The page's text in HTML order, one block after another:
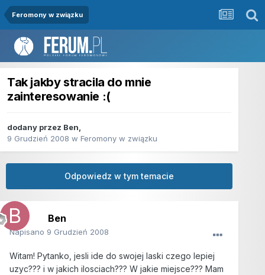
Feromony w związku
Tak jakby stracila do mnie
zainteresowanie :(
dodany przez Ben,
9 Grudzień 2008 w Feromony w związku
Odpowiedz w tym temacie
Ben
Napisano 9 Grudzień 2008
Witam! Pytanko, jesli ide do swojej laski czego lepiej
uzyc??? i w jakich ilosciach??? W jakie miejsce??? Mam